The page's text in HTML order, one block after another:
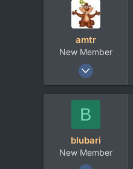
amtr
New Member
31 Окт 2009
United States
B
blubari
New Member
5 Окт 2010